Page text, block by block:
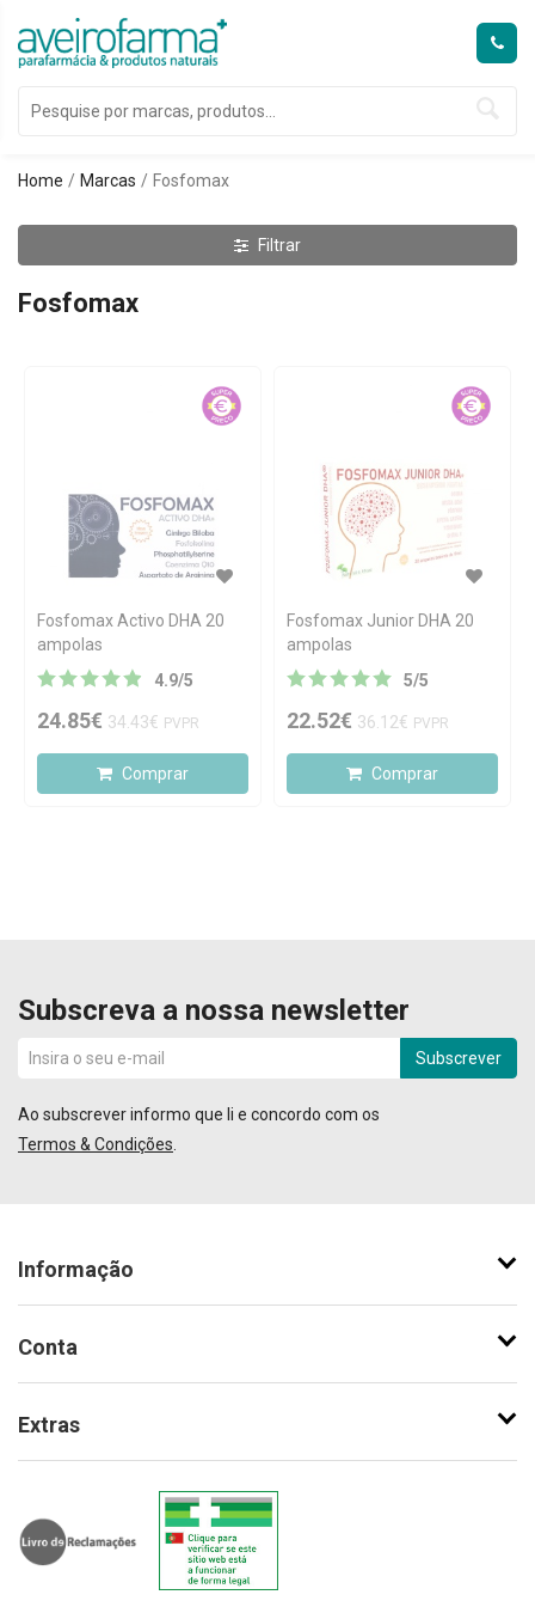
Home Marcas Fosfomax
Filtrar
Fosfomax
Fosfomax Activo DHA 20
ampolas
4.9/5
24.85€ 34.43€ PVPR
Comprar
Fosfomax Junior DHA 20
ampolas
5/5
22.52€ 36.12€ PVPR
Comprar
Subscreva a nossa newsletter
Subscrever
Ao subscrever informo que li e concordo com os
Termos & Condições
Informação
Conta
Extras